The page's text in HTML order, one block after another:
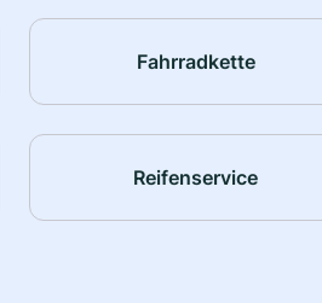
Fahrradkette
Reifenservice